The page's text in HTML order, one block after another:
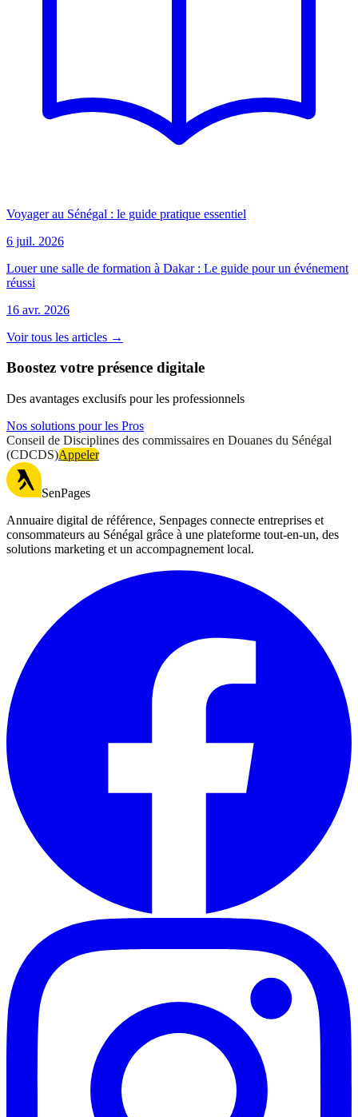
Voyager au Sénégal : le guide pratique essentiel
6 juil. 2026
Louer une salle de formation à Dakar : Le guide pour un événement
réussi
16 avr. 2026
Voir tous les articles →
Boostez votre présence digitale
Des avantages exclusifs pour les professionnels
Nos solutions pour les Pros
Conseil de Disciplines des commissaires en Douanes du Sénégal
(CDCDS)Appeler
SenPages
Annuaire digital de référence, Senpages connecte entreprises et
consommateurs au Sénégal grâce à une plateforme tout-en-un, des
solutions marketing et un accompagnement local.